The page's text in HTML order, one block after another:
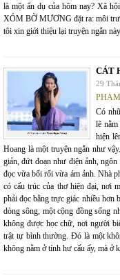
là một ẩn dụ của hôm nay? Xã
XÓM BỜ MƯƠNG đặt ra: môi
tôi xin giới thiệu lại truyện ngắn
CÁT
29
Có
lẽ
hiện
Hoang là một truyện ngắn như
giản, đứt đoạn như điện ảnh,
đọc vừa bối rối vừa ám ảnh. Nhà
có cấu trúc của thơ hiện đại, nơi
phải đọc bằng trực giác nhiều hơn
dòng sông, một cộng đồng sống
không được học chữ, nơi người
trật tự bình thường. Đó là một
không nằm ở tính hư cấu ấy, mà ở